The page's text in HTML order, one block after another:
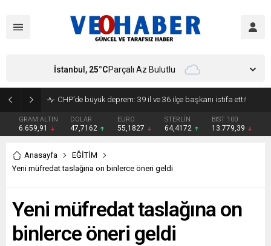
GRAM ALTIN
6.659,91
DOLAR
47,7162
EURO
55,1827
STERLİN
64,4172
BIST 100
13.779,39
İstanbul, 25°CParçalı Az Bulutlu
Anasayfa
EĞİTİM
Yeni müfredat taslağına on binlerce öneri geldi
Yeni müfredat taslağına on
binlerce öneri geldi